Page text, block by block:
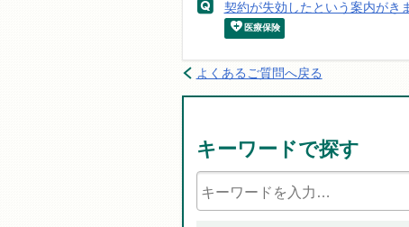
契約が失効したという案内がき
医療保険
よくあるご質問へ戻る
キーワードで探す